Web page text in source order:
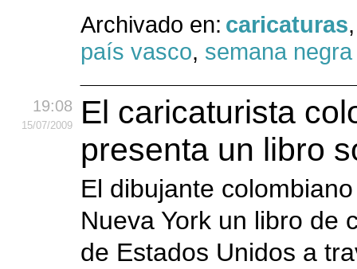
Archivado en: caricaturas
país vasco, semana negra
19:08
15/07/2009
El caricaturista
presenta un libro
El dibujante
Nueva York un libro de
de Estados Unidos a